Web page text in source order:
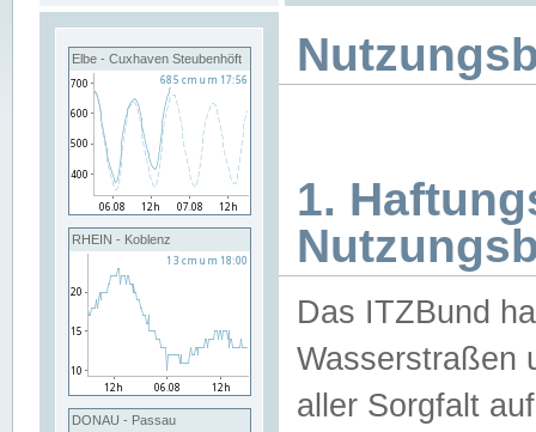
Elbe - Cuxhaven Steubenhöft
RHEIN - Koblenz
DONAU - Passau
1.
Das ITZBund
Wasserstraßen
aller Sorgfalt